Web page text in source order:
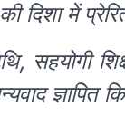
दिशा में
सहयोगी
ज्ञापित